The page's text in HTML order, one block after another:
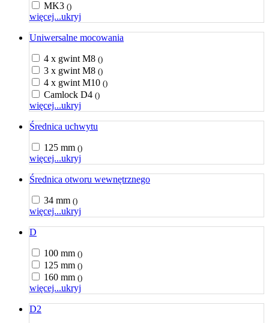
MK3 ()
więcej...ukryj
Uniwersalne mocowania
4 x gwint M8 ()
3 x gwint M8 ()
4 x gwint M10 ()
Camlock D4 ()
więcej...ukryj
Średnica uchwytu
125 mm ()
więcej...ukryj
Średnica otworu wewnętrznego
34 mm ()
więcej...ukryj
D
100 mm ()
125 mm ()
160 mm ()
więcej...ukryj
D2